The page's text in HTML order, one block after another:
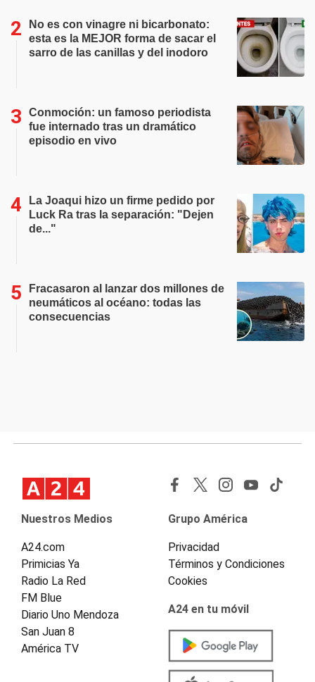
No es con vinagre ni bicarbonato:
esta es la MEJOR forma de sacar el
sarro de las canillas y del inodoro
Conmoción: un famoso periodista
fue internado tras un dramático
episodio en vivo
La Joaqui hizo un firme pedido por
Luck Ra tras la separación: "Dejen
de..."
Fracasaron al lanzar dos millones de
neumáticos al océano: todas las
consecuencias
Nuestros Medios
A24.com
Primicias Ya
Radio La Red
FM Blue
Diario Uno Mendoza
San Juan 8
América TV
Grupo América
Privacidad
Términos y Condiciones
Cookies
A24 en tu móvil